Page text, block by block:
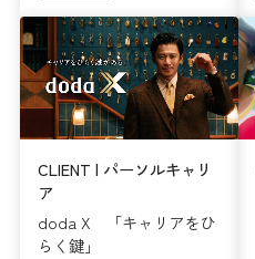
CLIENT | パーソルキャリ
ア
doda X 「キャリアをひ
らく鍵」